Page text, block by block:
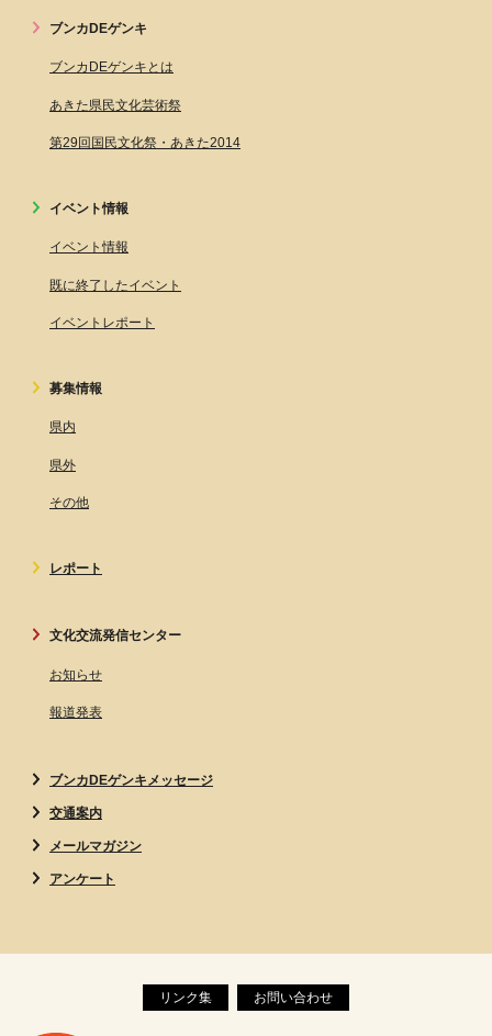
ブンカDEゲンキ
ブンカDEゲンキとは
あきた県民文化芸術祭
第29回国民文化祭・あきた2014
イベント情報
イベント情報
既に終了したイベント
イベントレポート
募集情報
県内
県外
その他
レポート
文化交流発信センター
お知らせ
報道発表
ブンカDEゲンキメッセージ
交通案内
メールマガジン
アンケート
リンク集 お問い合わせ